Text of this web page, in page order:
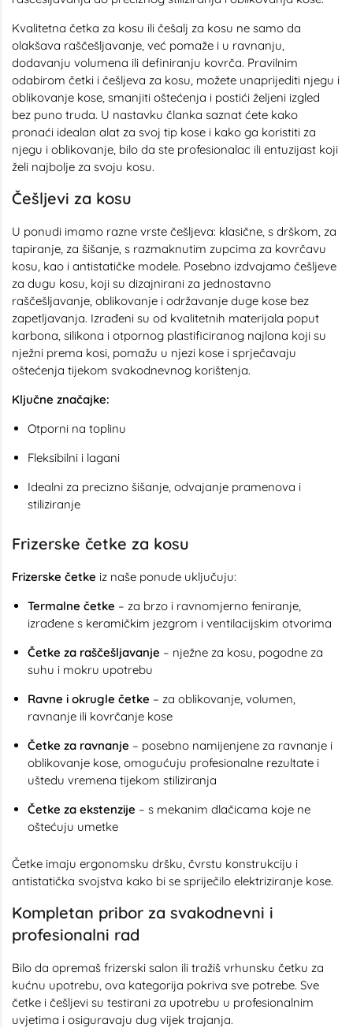
Kvalitetna četka za kosu ili češalj za kosu ne samo da
olakšava raščešljavanje, već pomaže i u ravnanju,
dodavanju volumena ili definiranju kovrča. Pravilnim
odabirom četki i češljeva za kosu, možete unaprijediti njegu i
oblikovanje kose, smanjiti oštećenja i postići željeni izgled
bez puno truda. U nastavku članka saznat ćete kako
pronaći idealan alat za svoj tip kose i kako ga koristiti za
njegu i oblikovanje, bilo da ste profesionalac ili entuzijast koji
želi najbolje za svoju kosu.
Češljevi za kosu
U ponudi imamo razne vrste češljeva: klasične, s drškom, za
tapiranje, za šišanje, s razmaknutim zupcima za kovrčavu
kosu, kao i antistatičke modele. Posebno izdvajamo češljeve
za dugu kosu, koji su dizajnirani za jednostavno
raščešljavanje, oblikovanje i održavanje duge kose bez
zapetljavanja. Izrađeni su od kvalitetnih materijala poput
karbona, silikona i otpornog plastificiranog najlona koji su
nježni prema kosi, pomažu u njezi kose i sprječavaju
oštećenja tijekom svakodnevnog korištenja.
Ključne značajke:
Otporni na toplinu
Fleksibilni i lagani
Idealni za precizno šišanje, odvajanje pramenova i
stiliziranje
Frizerske četke za kosu
Frizerske četke iz naše ponude uključuju:
Termalne četke – za brzo i ravnomjerno feniranje,
izrađene s keramičkim jezgrom i ventilacijskim otvorima
Četke za raščešljavanje – nježne za kosu, pogodne za
suhu i mokru upotrebu
Ravne i okrugle četke – za oblikovanje, volumen,
ravnanje ili kovrčanje kose
Četke za ravnanje – posebno namijenjene za ravnanje i
oblikovanje kose, omogućuju profesionalne rezultate i
uštedu vremena tijekom stiliziranja
Četke za ekstenzije – s mekanim dlačicama koje ne
oštećuju umetke
Četke imaju ergonomsku dršku, čvrstu konstrukciju i
antistatička svojstva kako bi se spriječilo elektriziranje kose.
Kompletan pribor za svakodnevni i
profesionalni rad
Bilo da opremaš frizerski salon ili tražiš vrhunsku četku za
kućnu upotrebu, ova kategorija pokriva sve potrebe. Sve
četke i češljevi su testirani za upotrebu u profesionalnim
uvjetima i osiguravaju dug vijek trajanja.